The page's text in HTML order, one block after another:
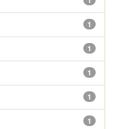
1
1
1
1
1